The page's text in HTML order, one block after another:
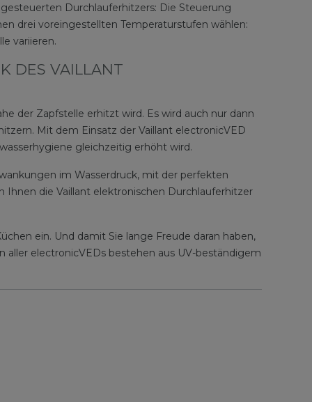
Durchlauferhitzers: Die Steuerung
drei voreingestellten Temperaturstufen wählen:
variieren.
DES VAILLANT
der Zapfstelle erhitzt wird. Es wird auch nur dann
Mit dem Einsatz der Vaillant electronicVED
gleichzeitig erhöht wird.
im Wasserdruck, mit der perfekten
die Vaillant elektronischen Durchlauferhitzer
ein. Und damit Sie lange Freude daran haben,
aller electronicVEDs bestehen aus UV-beständigem